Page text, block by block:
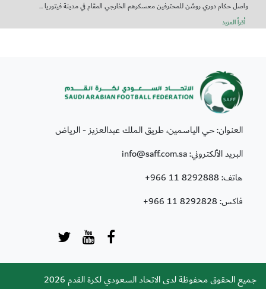
واصل حكام دوري روشن للمحترفين معسكرهم الخارجي المقام في مدينة فيتوريا ...
أقرأ المزيد
العنوان: حي الياسمين، طريق الملك عبدالعزيز - الرياض
البريد الألكتروني: info@saff.com.sa
هاتف:+966 11 8292888
فاكس:+966 11 8292828
جميع الحقوق محفوظة لدى الاتحاد السعودي لكرة القدم 2026